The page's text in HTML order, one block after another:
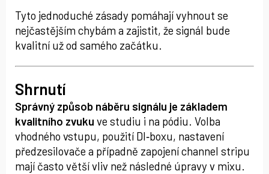
Tyto jednoduché zásady pomáhají vyhnout se
nejčastějším chybám a zajistit, že signál bude
kvalitní už od samého začátku.
Shrnutí
Správný způsob náběru signálu je základem
kvalitního zvuku ve studiu i na pódiu. Volba
vhodného vstupu, použití DI‑boxu, nastavení
předzesilovače a případně zapojení channel stripu
mají často větší vliv než následné úpravy v mixu.